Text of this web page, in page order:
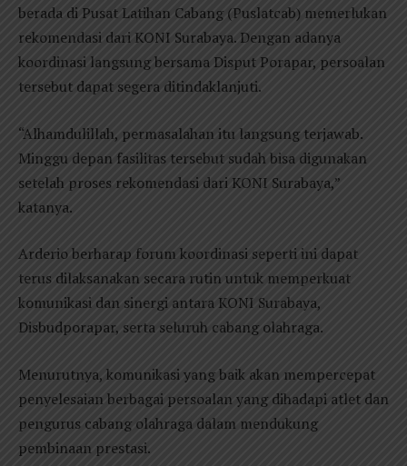
berada di Pusat Latihan Cabang (Puslatcab) memerlukan
rekomendasi dari KONI Surabaya. Dengan adanya
koordinasi langsung bersama Disput Porapar, persoalan
tersebut dapat segera ditindaklanjuti.
“Alhamdulillah, permasalahan itu langsung terjawab.
Minggu depan fasilitas tersebut sudah bisa digunakan
setelah proses rekomendasi dari KONI Surabaya,”
katanya.
Arderio berharap forum koordinasi seperti ini dapat
terus dilaksanakan secara rutin untuk memperkuat
komunikasi dan sinergi antara KONI Surabaya,
Disbudporapar, serta seluruh cabang olahraga.
Menurutnya, komunikasi yang baik akan mempercepat
penyelesaian berbagai persoalan yang dihadapi atlet dan
pengurus cabang olahraga dalam mendukung
pembinaan prestasi.